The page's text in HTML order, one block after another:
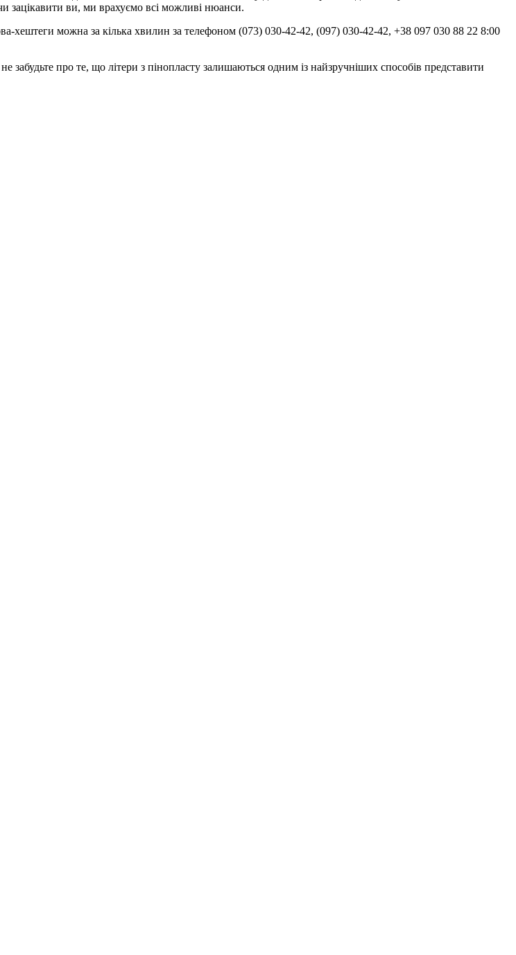
зацікавити ви, ми врахуємо всі можливі нюанси.
хештеги можна за кілька хвилин за телефоном (073) 030-42-42, (097) 030-42-42, +38 097 030 88 22 8:00
забудьте про те, що літери з пінопласту залишаються одним із найзручніших способів представити